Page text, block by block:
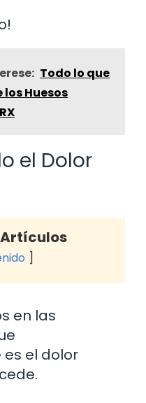
Todo lo que
los Huesos
el Dolor
en las
el dolor